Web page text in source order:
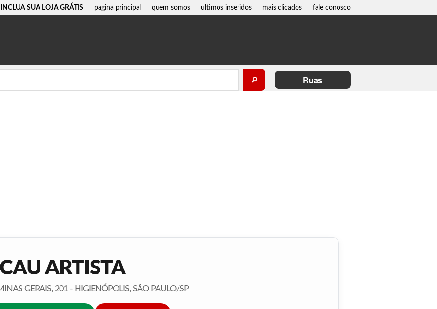
INCLUA SUA LOJA GRÁTIS pagina principal quem somos ultimos inseridos mais clicados fale conosco
Ruas
ARTISTA
GERAIS, 201 - HIGIENÓPOLIS, SÃO PAULO/SP